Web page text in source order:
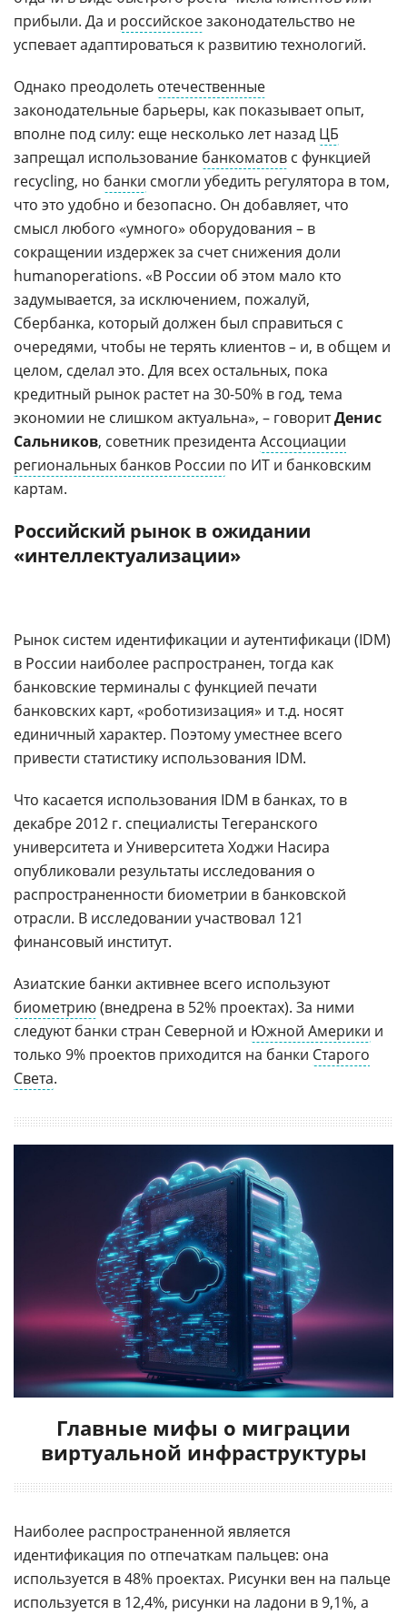
прибыли. Да и российскоезаконодательство не
успевает адаптироваться к развитию технологий.
Однако преодолеть отечественные
законодательные барьеры, как показывает опыт,
вполне под силу: еще несколько лет назад ЦБ
запрещал использование банкоматов с функцией
recycling, но банки смогли убедить регулятора в том,
что это удобно и безопасно. Он добавляет, что
смысл любого «умного» оборудования – в
сокращении издержек за счет снижения доли
humanoperations. «В России об этом мало кто
задумывается, за исключением, пожалуй,
Сбербанка, который должен был справиться с
очередями, чтобы не терять клиентов – и, в общем и
целом, сделал это. Для всех остальных, пока
кредитный рынок растет на 30-50% в год, тема
экономии не слишком актуальна», – говоритДенис
Сальников, советник президента Ассоциации
региональных банков России по ИТ и банковским
картам.
Российский рынок в ожидании
«интеллектуализации»
Рынок систем идентификации и аутентификаци (IDM)
в России наиболее распространен, тогда как
банковские терминалы с функцией печати
банковских карт, «роботизизация» и т.д. носят
единичный характер. Поэтому уместнее всего
привести статистику использования IDM.
Что касается использования IDM в банках, то в
декабре 2012 г. специалисты Тегеранского
университета и Университета Ходжи Насира
опубликовали результаты исследования о
распространенности биометрии в банковской
отрасли. В исследовании участвовал 121
финансовый институт.
Азиатские банки активнее всего используют
биометрию(внедрена в 52% проектах). За ними
следуют банки стран Северной и Южной Америки и
только 9% проектов приходится на банки Старого
Света.
Главные мифы о миграции
виртуальной инфраструктуры
Наиболее распространенной является
идентификация по отпечаткам пальцев: она
используется в 48% проектах. Рисунки вен на пальце
используется в 12,4%, рисунки на ладони в 9,1%, а